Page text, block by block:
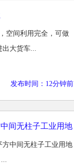
空间利用完全，可做
出大货车...
发布时间：12分钟前
间无柱子工业用地
方中间无柱子工业用地